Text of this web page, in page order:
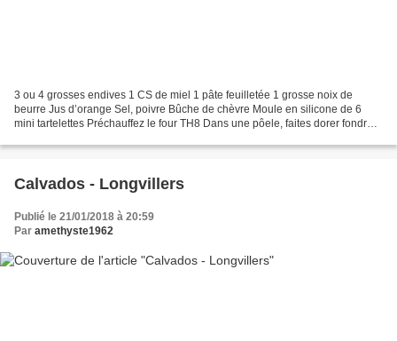
3 ou 4 grosses endives 1 CS de miel 1 pâte feuilletée 1 grosse noix de
beurre Jus d’orange Sel, poivre Bûche de chèvre Moule en silicone de 6
mini tartelettes Préchauffez le four TH8 Dans une pôele, faites dorer fondre
Calvados - Longvillers
Publié le 21/01/2018 à 20:59
Par amethyste1962